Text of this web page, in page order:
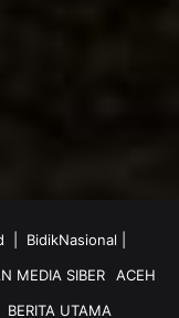
| BidikNasional
MEDIA SIBER
ACEH
BERITA UTAMA